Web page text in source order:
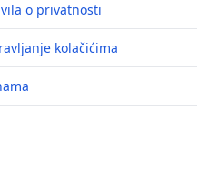
o privatnosti
kolačićima